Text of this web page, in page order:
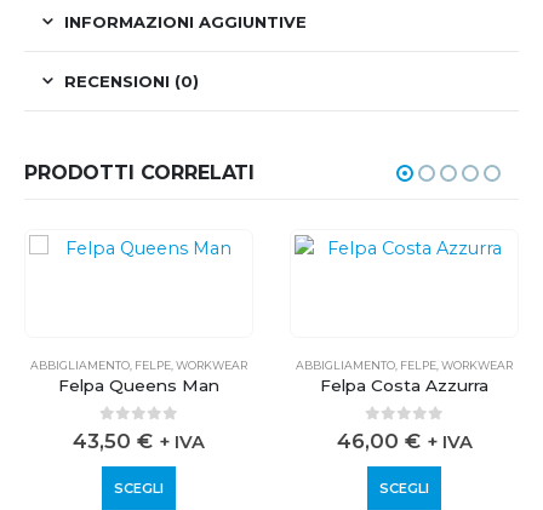
INFORMAZIONI AGGIUNTIVE
RECENSIONI (0)
PRODOTTI CORRELATI
ABBIGLIAMENTO FELPE WORKWEAR
Felpa Queens Man
0out of 5
43,50 € + IVA
SCEGLI
ABBIGLIAMENTO FELPE WORKWEAR
Felpa Costa Azzurra
0out of 5
46,00 € + IVA
SCEGLI